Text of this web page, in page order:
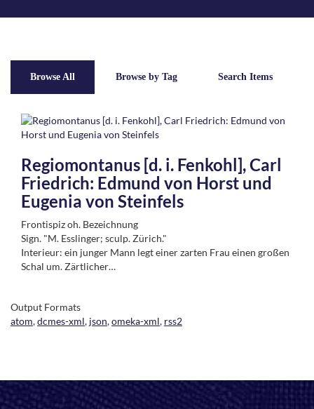
Browse All Browse by Tag Search Items
Regiomontanus [d. i. Fenkohl], Carl
Friedrich: Edmund von Horst und
Eugenia von Steinfels
Frontispiz oh. Bezeichnung
Sign. "M. Esslinger; sculp. Zürich."
Interieur: ein junger Mann legt einer zarten Frau einen großen
Schal um. Zärtlicher…
Output Formats
atom,dcmes-xml, json,omeka-xml, rss2